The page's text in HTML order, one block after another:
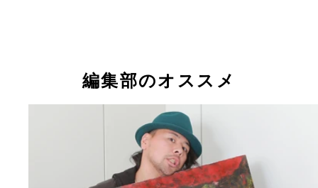
流智美氏、永田裕志選手
流智美氏、永田裕志選手
編集部のオススメ